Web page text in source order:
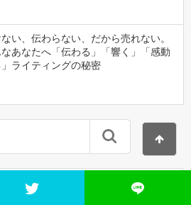
い、伝わらない、だから売れない。
あなたへ「伝わる」「響く」「感動
ライティングの秘密
ンタビュー記事作成サービス